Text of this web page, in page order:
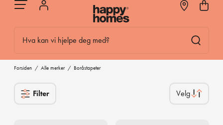
Hva kan vi hjelpe deg med?
Forsiden / Alle merker / Boråstapeter
Filter